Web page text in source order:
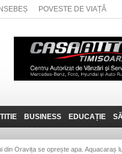
POVESTE DE VIAȚĂ
BUSINESS
JOB-URI
EDUCAȚIE
din Oravița se oprește apa. Aquacaraș